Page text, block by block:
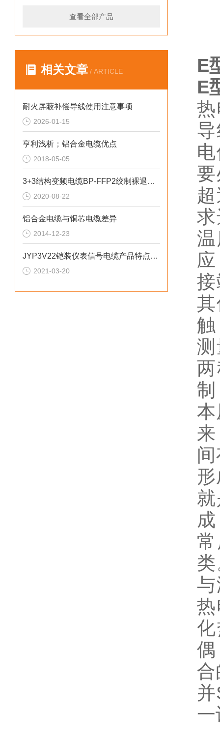
查看全部产品
相关文章 / ARTICLE
耐火屏蔽补偿导线使用注意事项
2026-01-15
亨利浅析；铝合金电缆优点
2018-05-05
3+3结构变频电缆BP-FFP2绞制裸退火铜
2020-08-22
铝合金电缆与铜芯电缆差异
2014-12-23
JYP3V22铠装仪表信号电缆产品特点及用途
2021-03-20
E
E
触